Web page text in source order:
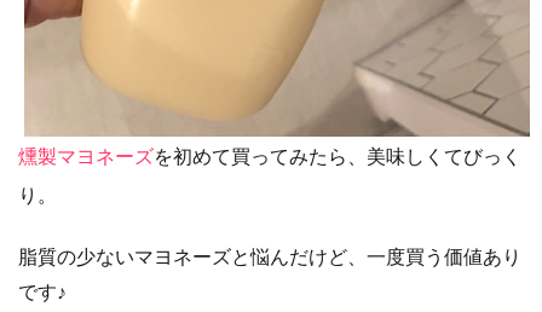
燻製マヨネーズを初めて買ってみたら、美味しくてびっく
り。
脂質の少ないマヨネーズと悩んだけど、一度買う価値あり
です♪